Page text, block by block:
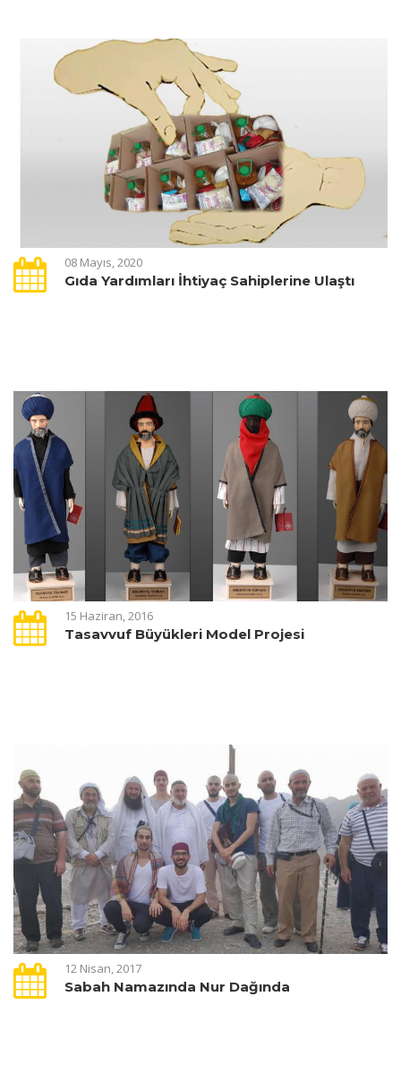
08 Mayıs, 2020
Gıda Yardımları İhtiyaç Sahiplerine Ulaştı
15 Haziran, 2016
Tasavvuf Büyükleri Model Projesi
12 Nisan, 2017
Sabah Namazında Nur Dağında